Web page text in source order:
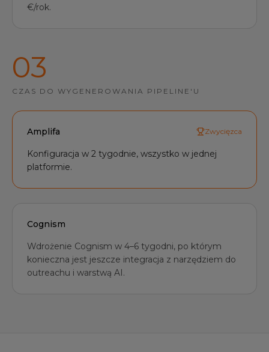
€/rok.
03
CZAS DO WYGENEROWANIA PIPELINE'U
Amplifa Zwycięzca
Konfiguracja w 2 tygodnie, wszystko w jednej
platformie.
Cognism
Wdrożenie Cognism w 4–6 tygodni, po którym
konieczna jest jeszcze integracja z narzędziem do
outreachu i warstwą AI.